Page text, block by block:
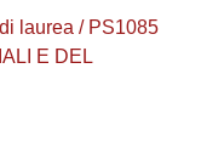
laurea / PS1085
E DEL